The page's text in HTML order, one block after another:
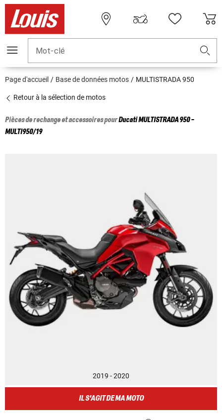
Mot-clé
Page d'accueil Base de données motos MULTISTRADA 950
Retour à la sélection de motos
Pièces de rechange et accessoires pourDucatiMULTISTRADA 950 -
MULTI950/19
2019 - 2020
IL S'AGIT DE MA MOTO